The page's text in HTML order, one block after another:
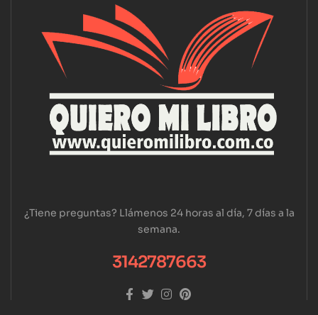
¿Tiene preguntas? Llámenos 24 horas al día, 7 días a la
semana.
3142787663